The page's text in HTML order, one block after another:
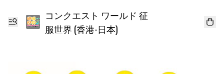
コンクエスト ワールド 征
服世界 (香港-日本)